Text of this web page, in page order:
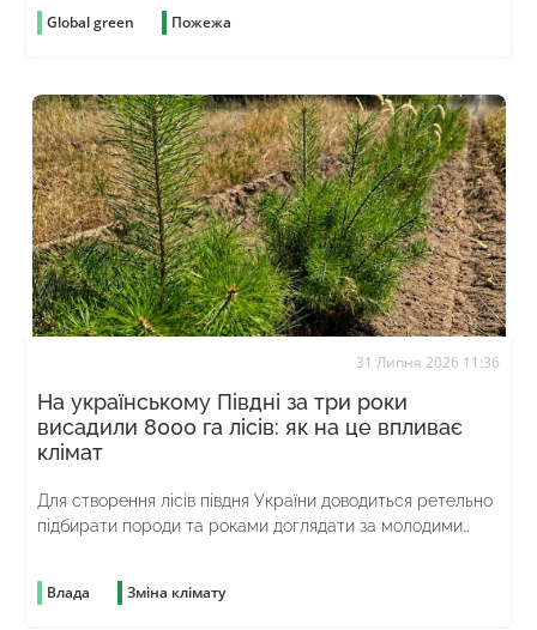
Global green Пожежа
31 Липня 2026 11:36
На українському Півдні за три роки
висадили 8000 га лісів: як на це впливає
клімат
Для створення лісів півдня України доводиться ретельно
підбирати породи та роками доглядати за молодими
Влада Зміна клімату